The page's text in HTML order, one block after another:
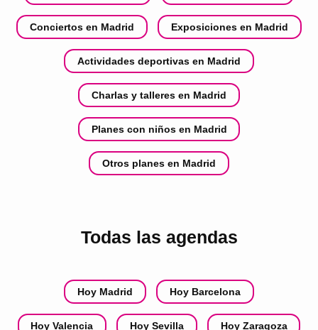
Conciertos en Madrid Exposiciones en Madrid
Actividades deportivas en Madrid
Charlas y talleres en Madrid
Planes con niños en Madrid
Otros planes en Madrid
Todas las agendas
Hoy Madrid Hoy Barcelona
Hoy Valencia Hoy Sevilla Hoy Zaragoza